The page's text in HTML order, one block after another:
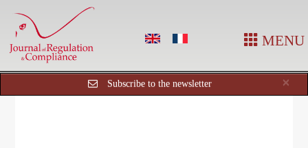
MENU
×
Subscribe to the newsletter